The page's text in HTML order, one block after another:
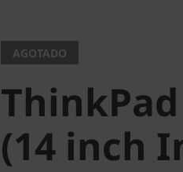
ThinkPad
3 (14 inch
AGOTADO
ThinkPad
(14 inch